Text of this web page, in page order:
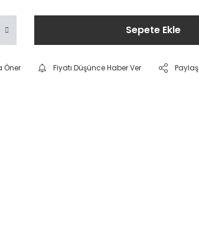
Sepete Ekle
Öner Fiyatı Düşünce Haber Ver Paylaş